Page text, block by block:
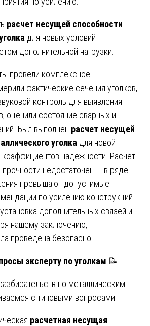
расчет несущей способности
для новых условий
дополнительной нагрузки.
провели комплексное
фактические сечения уголков,
контроль для выявления
оценили состояние сварных и
Был выполнен расчет несущей
уголка для новой
коэффициентов надежности. Расчет
прочности недостаточен — в ряде
превышают допустимые.
по усилению конструкций
дополнительных связей и
нашему заключению,
проведена безопасно.
эксперту по уголкам 📝
по металлическим
с типовыми вопросами:
расчетная несущая